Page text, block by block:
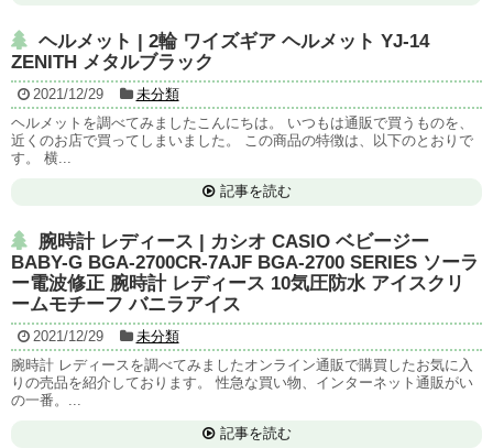
ヘルメット | 2輪 ワイズギア ヘルメット YJ-14
ZENITH メタルブラック
2021/12/29
未分類
ヘルメットを調べてみましたこんにちは。 いつもは通販で買うものを、
近くのお店で買ってしまいました。 この商品の特徴は、以下のとおりで
す。 横...
記事を読む
腕時計 レディース | カシオ CASIO ベビージー
BABY-G BGA-2700CR-7AJF BGA-2700 SERIES ソーラ
ー電波修正 腕時計 レディース 10気圧防水 アイスクリ
ームモチーフ バニラアイス
2021/12/29
未分類
腕時計 レディースを調べてみましたオンライン通販で購買したお気に入
りの売品を紹介しております。 性急な買い物、インターネット通販がい
の一番。...
記事を読む